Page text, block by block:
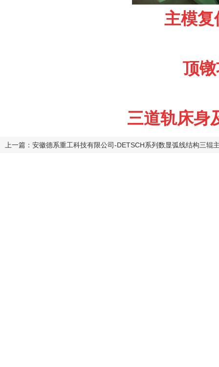
主模复
顶
三道轨床身
上一篇：安徽德系重工科技有限公司-DETSCH系列数显弧线结构三辊